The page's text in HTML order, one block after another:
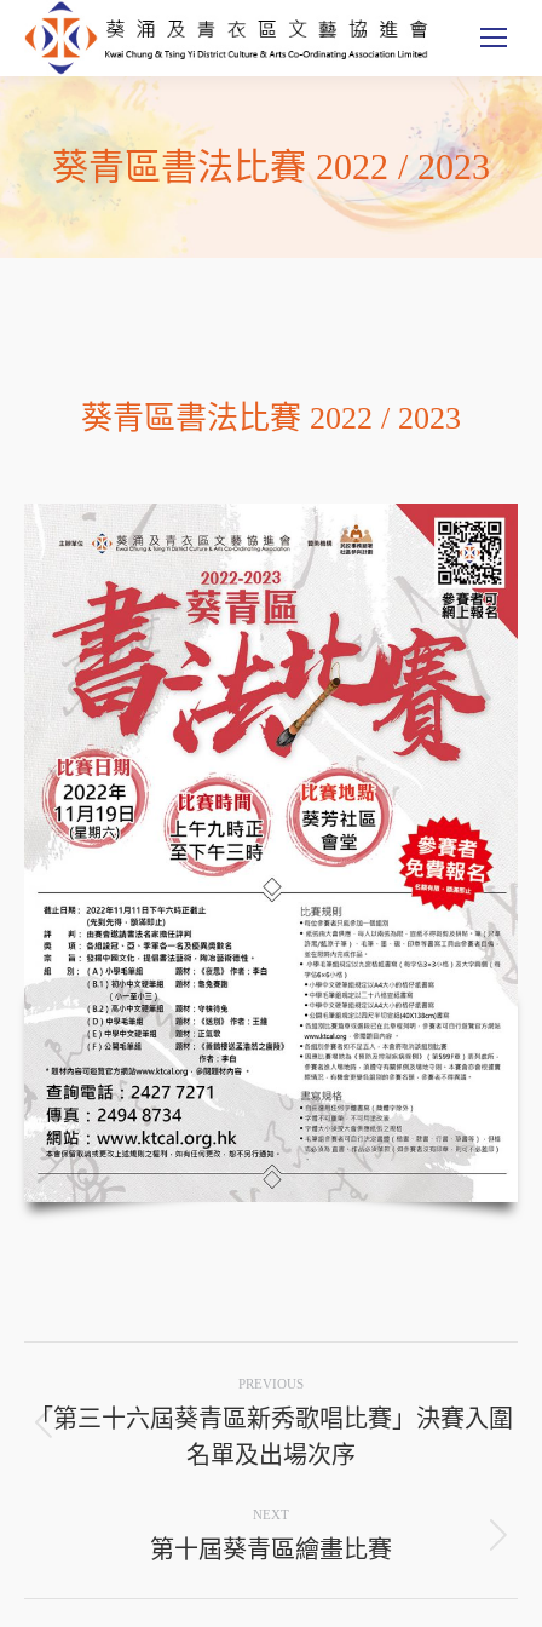
葵青區書法比賽 2022 / 2023
葵青區書法比賽 2022 / 2023
navigation
PREVIOUS
Previous
post:
「第三十六屆葵青區新秀歌唱比賽」決賽入圍
名單及出場次序
NEXT
Next
第十屆葵青區繪畫比賽